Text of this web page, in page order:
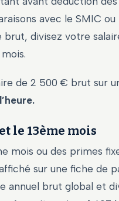
avec le SMIC
divisez votre
de 2 500 € brut sur
le 13ème mois
mois ou des primes
sur une fiche de
annuel brut global et